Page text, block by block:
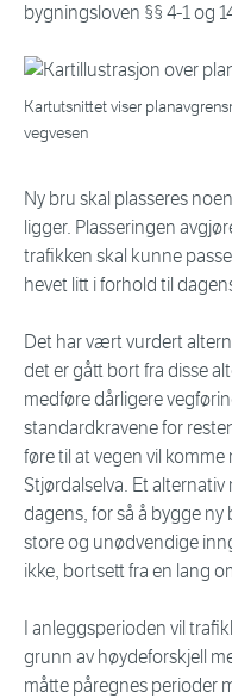
bygningsloven §§ 4-1 og
Kartutsnittet viser
vegvesen
Ny bru skal plasseres
ligger. Plasseringen
trafikken skal kunne
hevet litt i forhold til
Det har vært vurdert
det er gått bort fra disse
medføre dårligere
standardkravene for
føre til at vegen vil
Stjørdalselva. Et
dagens, for så å bygge ny
store og unødvendige
ikke, bortsett fra en lang
I anleggsperioden vil
grunn av høydeforskjell
måtte påregnes perioder